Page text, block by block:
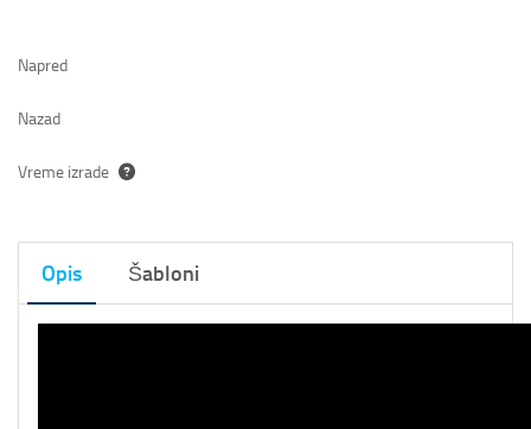
Napred
Nazad
Vreme izrade
Opis Šabloni